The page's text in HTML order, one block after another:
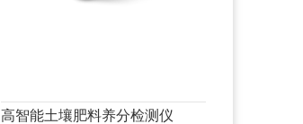
高智能土壤肥料养分检测仪